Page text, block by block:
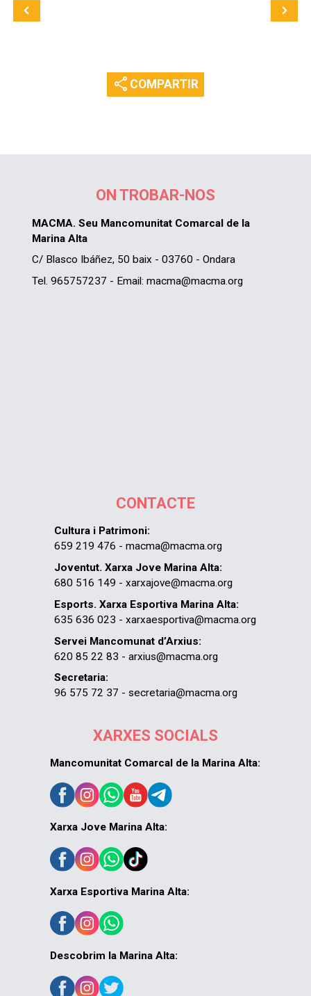
share COMPARTIR
ON TROBAR-NOS
MACMA. Seu Mancomunitat Comarcal de la
Marina Alta
C/ Blasco Ibáñez, 50 baix - 03760 - Ondara
Tel. 965757237 - Email: macma@macma.org
CONTACTE
Cultura i Patrimoni:
659 219 476 - macma@macma.org
Joventut. Xarxa Jove Marina Alta:
680 516 149 - xarxajove@macma.org
Esports. Xarxa Esportiva Marina Alta:
635 636 023 - xarxaesportiva@macma.org
Servei Mancomunat d’Arxius:
620 85 22 83 - arxius@macma.org
Secretaria:
96 575 72 37 - secretaria@macma.org
XARXES SOCIALS
Mancomunitat Comarcal de la Marina Alta:
Xarxa Jove Marina Alta:
Xarxa Esportiva Marina Alta:
Descobrim la Marina Alta: